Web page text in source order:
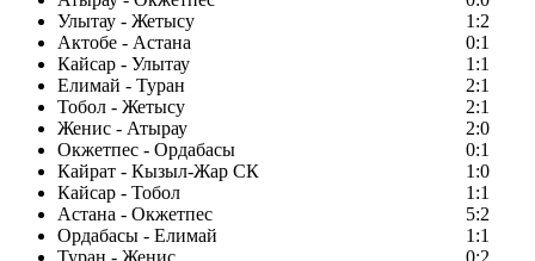
Улытау - Жетысу
1:2
Актобе - Астана
0:1
Кайсар - Улытау
1:1
Елимай - Туран
2:1
Тобол - Жетысу
2:1
Женис - Атырау
2:0
Окжетпес - Ордабасы
0:1
Кайрат - Кызыл-Жар СК
1:0
Кайсар - Тобол
1:1
Астана - Окжетпес
5:2
Ордабасы - Елимай
1:1